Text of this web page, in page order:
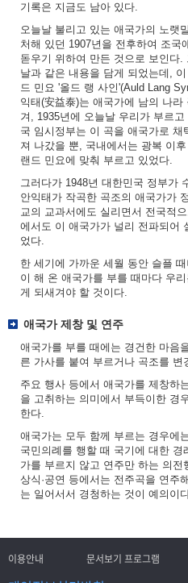
기록은 지금도 남아 있다.
오늘날 불리고 있는 애국가의 노랫
처해 있던 1907년을 전후하여 조국
돋우기 위하여 만든 것으로 보인다
날과 같은 내용을 담게 되었는데,
드 민요 '올드 랭 사인'(Auld Lang
익태(安益泰)는 애국가에 남의 나
겨, 1935년에 오늘날 우리가 부르
국 임시정부는 이 곡을 애국가로
져 나갔을 뿐, 국내에서는 광복 이
랜드 민요에 맞춰 부르고 있었다.
그러다가 1948년 대한민국 정부가
안익태가 작곡한 곡조의 애국가가
교의 교과서에도 실리면서 전국적
에서도 이 애국가가 널리 전파되어
었다.
한 세기에 가까운 세월 동안 슬플
이 해 온 애국가를 부를 때마다 우
게 되새겨야 할 것이다.
애국가 제창 및 연주
애국가를 부를 때에는 경건한 마음
른 가사를 붙여 부르거나 곡조를 변
주요 행사 등에서 애국가를 제창하
을 고취하는 의미에서 부득이한 경
한다.
애국가는 모두 함께 부르는 경우에
국민의례를 행할 때 국기에 대한
가를 부르지 않고 연주만 하는 의전
상식·공연 등에서는 전주곡을 연주
는 일어서서 경청하는 것이 예의이
이용안내 문서보기 프로그램